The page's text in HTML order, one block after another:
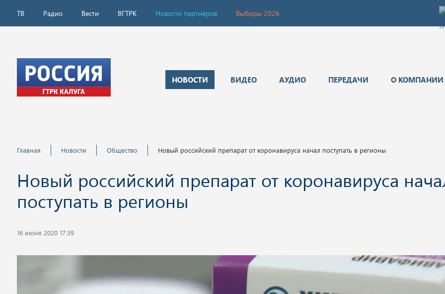
ТВ Радио Вести ВГТРК Новости партнёров Выборы 2026
НОВОСТИ ВИДЕО АУДИО ПЕРЕДАЧИ О КОМПАНИИ
Главная Новости Общество Новый российский препарат от коронавируса начал поступать в регионы
Новый российский препарат от коронавируса
поступать в регионы
16 июня 2020 17:39